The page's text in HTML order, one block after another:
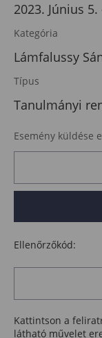
2023. Június
Kategória
Lámfalussy
Típus
Tanulmányi
Esemény küldése
Ellenőrzőkód:
Kattintson a
látható művelet